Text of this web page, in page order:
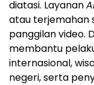
diatasi. Layanan
atau terjemahan
panggilan video.
membantu
internasional,
negeri, serta